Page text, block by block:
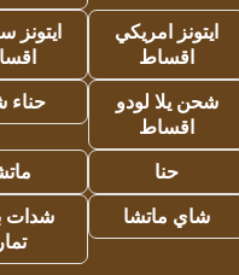
ايتونز امريكي
اقساط
ايتونز
شحن يلا لودو
اقساط
حناء
حنا
شاي ماتشا
شدات